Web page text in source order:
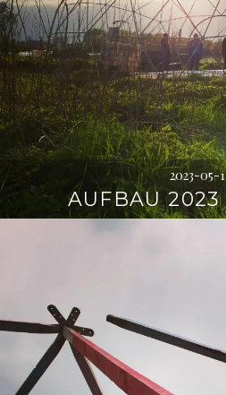
2023-05-
AUFBAU 2023